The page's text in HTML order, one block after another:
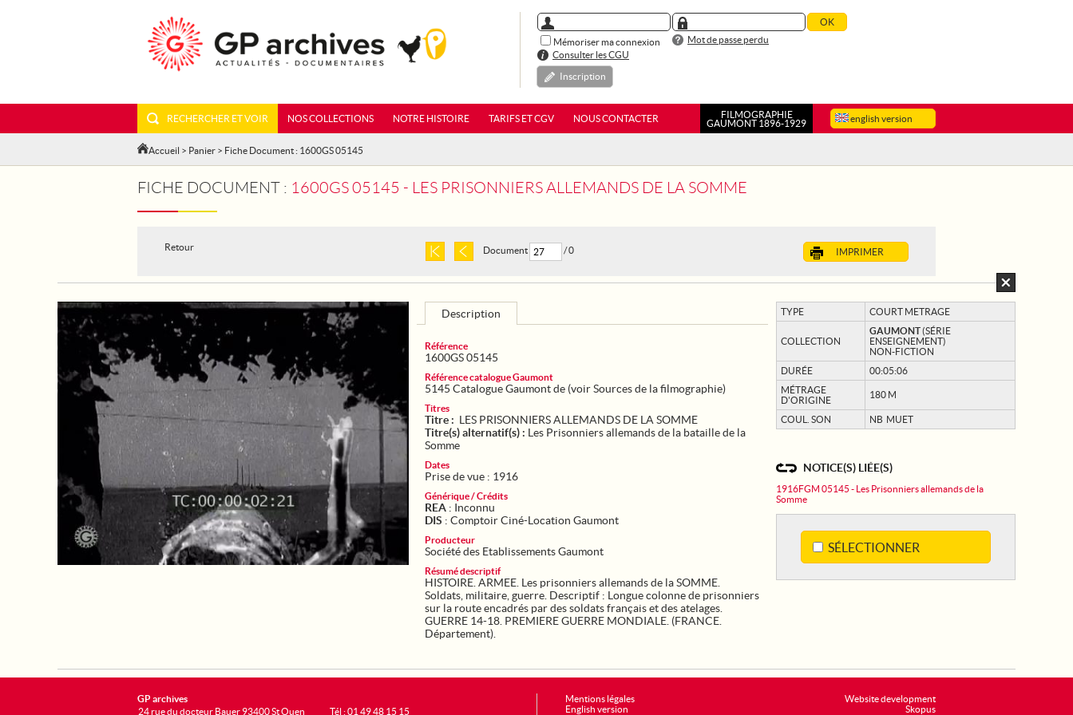
Mémoriser ma connexion
Mot de passe perdu
Consulter les CGU
Inscription
english version
RECHERCHER ET VOIR NOS COLLECTIONS NOTRE HISTOIRE TARIFS ET CGV NOUS CONTACTER
FILMOGRAPHIE
GAUMONT 1896-1929
Accueil > Panier > Fiche Document : 1600GS 05145
FICHE DOCUMENT : 1600GS 05145 - LES PRISONNIERS ALLEMANDS DE LA SOMME
Retour IMPRIMER
Document / 0
TYPE COURT METRAGE
COLLECTION
GAUMONT(SÉRIE
ENSEIGNEMENT)
NON-FICTION
DURÉE
00:05:06
MÉTRAGE
D'ORIGINE
180 M
COUL. SON NB MUET
NOTICE(S) LIÉE(S)
1916FGM 05145 - Les Prisonniers allemands de la
Somme
SÉLECTIONNER
Description
Référence
1600GS 05145
Référence catalogue Gaumont
5145 Catalogue Gaumont de (voir Sources de la filmographie)
Titres
Titre : LES PRISONNIERS ALLEMANDS DE LA SOMME
Titre(s) alternatif(s) : Les Prisonniers allemands de la bataille de la
Somme
Dates
Prise de vue : 1916
Générique / Crédits
REA : Inconnu
DIS : Comptoir Ciné-Location Gaumont
Producteur
Société des Etablissements Gaumont
Résumé descriptif
HISTOIRE. ARMEE. Les prisonniers allemands de la SOMME.
Soldats, militaire, guerre. Descriptif : Longue colonne de prisonniers
sur la route encadrés par des soldats français et des atelages.
GUERRE 14-18. PREMIERE GUERRE MONDIALE. (FRANCE.
Département).
Website development
Skopus
GP archives
24 rue du docteur Bauer 93400 St Ouen
Tél : 01 49 48 15 15
Mentions légales
English version